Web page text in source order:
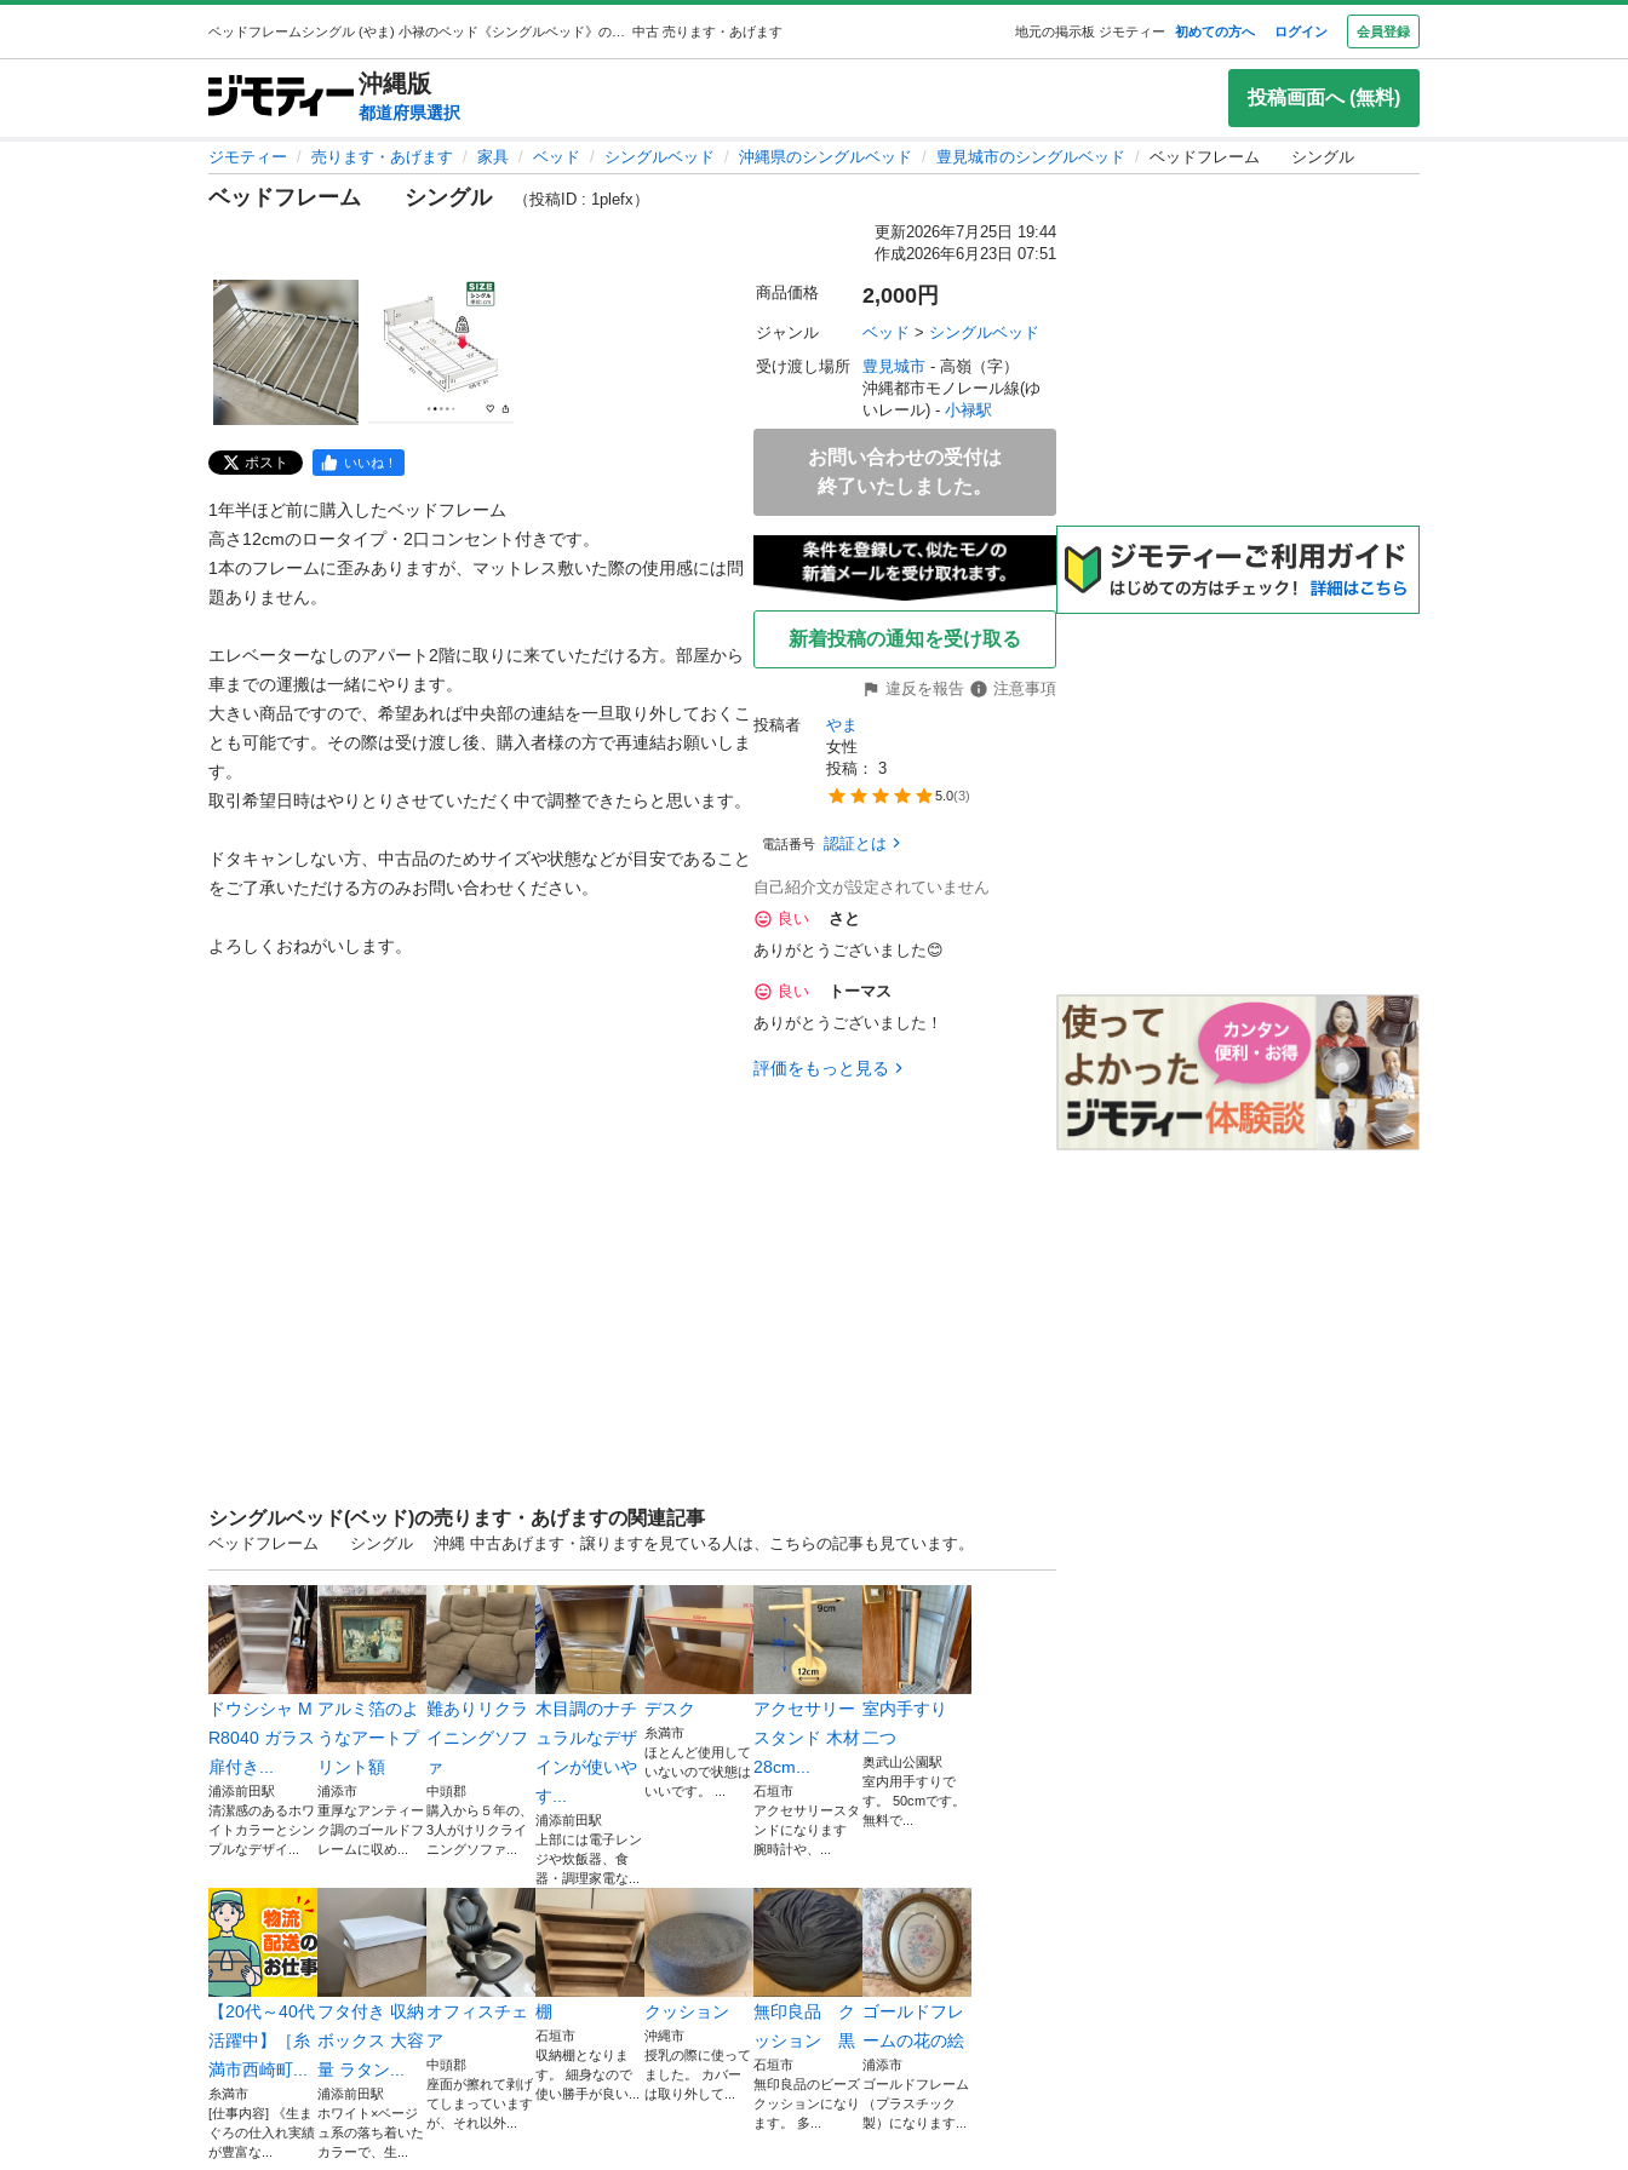
中古 売ります・あげます 地元の掲示板 ジモティー 初めての方へ ログイン 会員登録
沖縄版
都道府県選択
投稿画面へ (無料)
ジモティー 売ります・あげます 家具 ベッド シングルベッド 沖縄県のシングルベッド 豊見城市のシングルベッド ベッドフレーム シングル
ベッドフレーム シングル
（投稿ID : 1plefx）
更新2026年7月25日 19:44
作成2026年6月23日 07:51
ポスト いいね！
1年半ほど前に購入したベッドフレーム
高さ12cmのロータイプ・2口コンセント付きです。
1本のフレームに歪みありますが、マットレス敷いた際の使用感には問
題ありません。
エレベーターなしのアパート2階に取りに来ていただける方。部屋から
車までの運搬は一緒にやります。
大きい商品ですので、希望あれば中央部の連結を一旦取り外しておくこ
とも可能です。その際は受け渡し後、購入者様の方で再連結お願いしま
す。
取引希望日時はやりとりさせていただく中で調整できたらと思います。
ドタキャンしない方、中古品のためサイズや状態などが目安であること
をご了承いただける方のみお問い合わせください。
よろしくおねがいします。
商品価格 2,000円
ジャンル ベッド > シングルベッド
受け渡し場所
豊見城市 - 高嶺（字）
沖縄都市モノレール線(ゆ
いレール) - 小禄駅
お問い合わせの受付は
終了いたしました。
新着投稿の通知を受け取る
違反を報告
注意事項
投稿者
やま
女性
投稿： 3
5.0(3)
電話番号 認証とは
自己紹介文が設定されていません
良い
さと
ありがとうございました😊
良い
トーマス
ありがとうございました！
評価をもっと見る
シングルベッド(ベッド)の売ります・あげますの関連記事
ベッドフレーム シングル 沖縄 中古あげます・譲りますを見ている人は、こちらの記事も見ています。
ドウシシャ M
R8040 ガラス
扉付き...
浦添前田駅
清潔感のあるホワ
イトカラーとシン
プルなデザイ...
アルミ箔のよ
うなアートプ
リント額
浦添市
重厚なアンティー
ク調のゴールドフ
レームに収め...
難ありリクラ
イニングソフ
ァ
中頭郡
購入から５年の、
3人がけリクライ
ニングソファ...
木目調のナチ
ュラルなデザ
インが使いや
す...
浦添前田駅
上部には電子レン
ジや炊飯器、食
器・調理家電な...
デスク
糸満市
ほとんど使用して
いないので状態は
いいです。 ...
アクセサリー
スタンド 木材
28cm...
石垣市
アクセサリースタ
ンドになります
腕時計や、...
室内手すり
二つ
奥武山公園駅
室内用手すりで
す。 50cmです。
無料で...
【20代～40代
活躍中】［糸
満市西崎町...
糸満市
[仕事内容] 《生ま
ぐろの仕入れ実績
が豊富な...
フタ付き 収納
ボックス 大容
量 ラタン...
浦添前田駅
ホワイト×ベージ
ュ系の落ち着いた
カラーで、生...
オフィスチェ
ア
中頭郡
座面が擦れて剥げ
てしまっています
が、それ以外...
棚
石垣市
収納棚となりま
す。 細身なので
使い勝手が良い...
クッション
沖縄市
授乳の際に使って
ました。 カバー
は取り外して...
無印良品 ク
ッション 黒
石垣市
無印良品のビーズ
クッションになり
ます。 多...
ゴールドフレ
ームの花の絵
浦添市
ゴールドフレーム
（プラスチック
製）になります...